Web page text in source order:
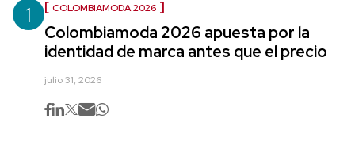
1 COLOMBIAMODA 2026
Colombiamoda 2026 apuesta por la
identidad de marca antes que el precio
julio 31, 2026